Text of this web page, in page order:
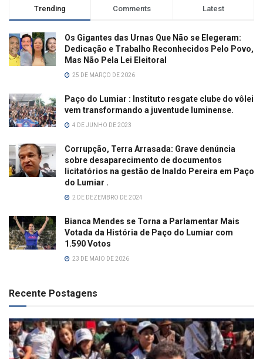
Trending Comments Latest
Os Gigantes das Urnas Que Não se Elegeram:
Dedicação e Trabalho Reconhecidos Pelo Povo,
Mas Não Pela Lei Eleitoral
25 DE MARÇO DE 2026
Paço do Lumiar : Instituto resgate clube do vôlei
vem transformando a juventude luminense.
4 DE JUNHO DE 2023
Corrupção, Terra Arrasada: Grave denúncia
sobre desaparecimento de documentos
licitatórios na gestão de Inaldo Pereira em Paço
do Lumiar .
2 DE DEZEMBRO DE 2024
Bianca Mendes se Torna a Parlamentar Mais
Votada da História de Paço do Lumiar com
1.590 Votos
23 DE MAIO DE 2026
Recente Postagens